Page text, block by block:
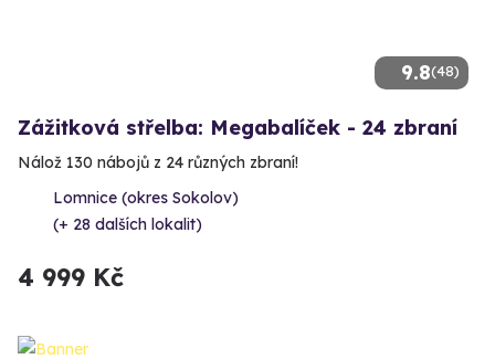
9.8(48)
Zážitková střelba: Megabalíček - 24 zbraní
Nálož 130 nábojů z 24 různých zbraní!
Lomnice (okres Sokolov)
(+ 28 dalších lokalit)
4 999 Kč